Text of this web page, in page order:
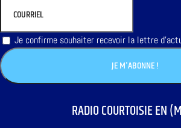
Je confirme souhaiter recevoir la lettre
RADIO COURTOISIE EN